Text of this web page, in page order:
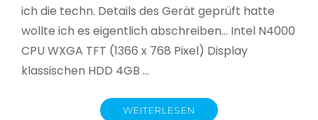
ich die techn. Details des Gerät geprüft hatte
wollte ich es eigentlich abschreiben… Intel N4000
CPU WXGA TFT (1366 x 768 Pixel) Display
klassischen HDD 4GB …
WEITERLESEN